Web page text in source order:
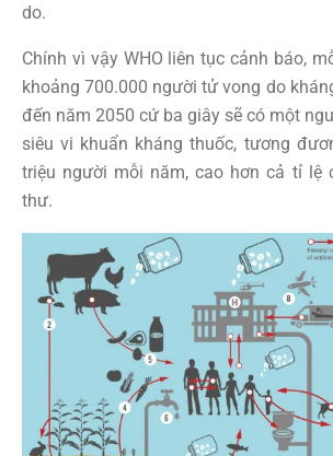
do.
Chính vì vậy WHO liên tục cảnh báo,
khoảng 700.000 người tử vong do
đến năm 2050 cứ ba giây sẽ có một
siêu vi khuẩn kháng thuốc, tương
triệu người mỗi năm, cao hơn cả tỉ lệ
thư.